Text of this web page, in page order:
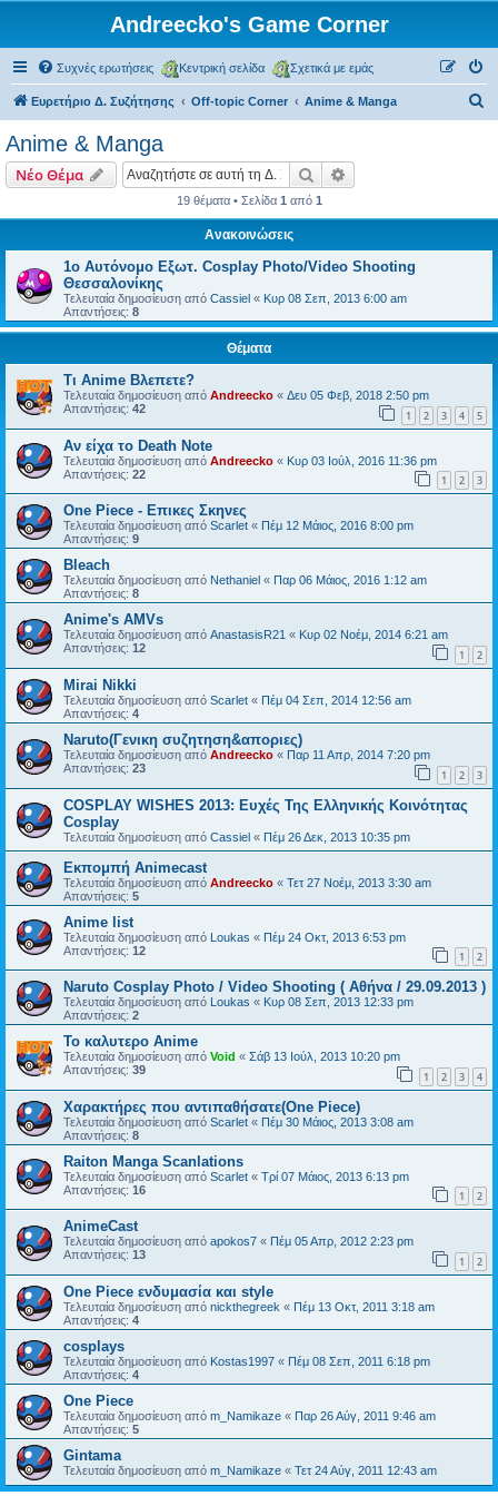
Andreecko's Game Corner
Συχνές ερωτήσεις Κεντρική σελίδα Σχετικά με εμάς
Ευρετήριο Δ. Συζήτησης Off-topic Corner Anime & Manga
Anime & Manga
Νέο Θέμα Αναζήτηση
19 θέματα • Σελίδα 1 από 1
Ανακοινώσεις
1ο Αυτόνομο Εξωτ. Cosplay Photo/Video Shooting
Θεσσαλονίκης
Τελευταία δημοσίευση από Cassiel « Κυρ 08 Σεπ, 2013 6:00 am
Απαντήσεις: 8
Θέματα
Τι Anime Βλεπετε?
Τελευταία δημοσίευση από Andreecko « Δευ 05 Φεβ, 2018 2:50 pm
Απαντήσεις: 42 1 2 3 4 5
Αν είχα το Death Note
Τελευταία δημοσίευση από Andreecko « Κυρ 03 Ιούλ, 2016 11:36 pm
Απαντήσεις: 22 1 2 3
One Piece - Επικες Σκηνες
Τελευταία δημοσίευση από Scarlet « Πέμ 12 Μάιος, 2016 8:00 pm
Απαντήσεις: 9
Bleach
Τελευταία δημοσίευση από Nethaniel « Παρ 06 Μάιος, 2016 1:12 am
Απαντήσεις: 8
Anime's AMVs
Τελευταία δημοσίευση από AnastasisR21 « Κυρ 02 Νοέμ, 2014 6:21 am
Απαντήσεις: 12 1 2
Mirai Nikki
Τελευταία δημοσίευση από Scarlet « Πέμ 04 Σεπ, 2014 12:56 am
Απαντήσεις: 4
Naruto(Γενικη συζητηση&αποριες)
Τελευταία δημοσίευση από Andreecko « Παρ 11 Απρ, 2014 7:20 pm
Απαντήσεις: 23 1 2 3
COSPLAY WISHES 2013: Ευχές Της Ελληνικής Κοινότητας
Cosplay
Τελευταία δημοσίευση από Cassiel « Πέμ 26 Δεκ, 2013 10:35 pm
Εκπομπή Animecast
Τελευταία δημοσίευση από Andreecko « Τετ 27 Νοέμ, 2013 3:30 am
Απαντήσεις: 5
Anime list
Τελευταία δημοσίευση από Loukas « Πέμ 24 Οκτ, 2013 6:53 pm
Απαντήσεις: 12 1 2
Naruto Cosplay Photo / Video Shooting ( Αθήνα / 29.09.2013 )
Τελευταία δημοσίευση από Loukas « Κυρ 08 Σεπ, 2013 12:33 pm
Απαντήσεις: 2
Το καλυτερο Anime
Τελευταία δημοσίευση από Void « Σάβ 13 Ιούλ, 2013 10:20 pm
Απαντήσεις: 39 1 2 3 4
Χαρακτήρες που αντιπαθήσατε(One Piece)
Τελευταία δημοσίευση από Scarlet « Πέμ 30 Μάιος, 2013 3:08 am
Απαντήσεις: 8
Raiton Manga Scanlations
Τελευταία δημοσίευση από Scarlet « Τρί 07 Μάιος, 2013 6:13 pm
Απαντήσεις: 16 1 2
AnimeCast
Τελευταία δημοσίευση από apokos7 « Πέμ 05 Απρ, 2012 2:23 pm
Απαντήσεις: 13 1 2
One Piece ενδυμασία και style
Τελευταία δημοσίευση από nickthegreek « Πέμ 13 Οκτ, 2011 3:18 am
Απαντήσεις: 4
cosplays
Τελευταία δημοσίευση από Kostas1997 « Πέμ 08 Σεπ, 2011 6:18 pm
Απαντήσεις: 4
One Piece
Τελευταία δημοσίευση από m_Namikaze « Παρ 26 Αύγ, 2011 9:46 am
Απαντήσεις: 5
Gintama
Τελευταία δημοσίευση από m_Namikaze « Τετ 24 Αύγ, 2011 12:43 am